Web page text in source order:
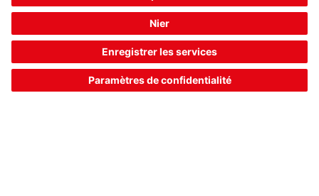
Lecteur stationnaire de codes à barres
50143266
BCL 92
Interface:RS 232
Taille de module, max.:0,165 ... 0,5 mm
Fonctions:Mode d'alignement, Affichage à